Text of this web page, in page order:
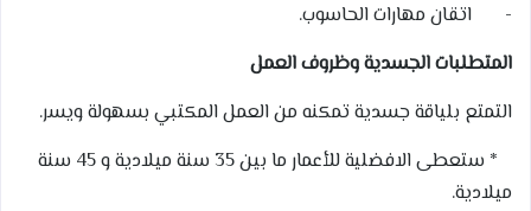
- اتقان مهارات الحاسوب.
المتطلبات الجسدية وظروف العمل
التمتع بلياقة جسدية تمكنه من العمل المكتبي بسهولة ويسر.
* ستعطى الافضلية للأعمار ما بين 35 سنة ميلادية و 45 سنة
ميلادية.